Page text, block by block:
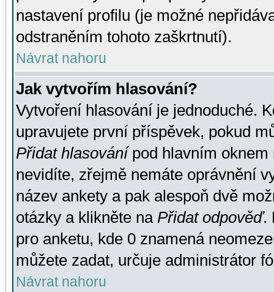
nastavení profilu (je možné
odstraněním tohoto zaškrtnutí).
Návrat nahoru
Jak vytvořím hlasování?
Vytvoření hlasování je jednoduché.
upravujete první příspěvek, pokud
Přidat hlasovánípod hlavním oknem
nevidíte, zřejmě nemáte oprávnění
název ankety a pak alespoň dvě
otázky a klikněte na Přidat odpověď.
pro anketu, kde 0 znamená
můžete zadat, určuje administrátor
Návrat nahoru